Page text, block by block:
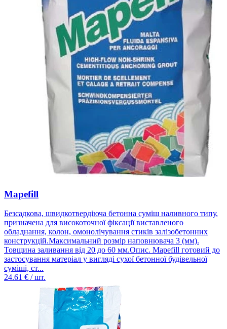
Mapefill
Безсадкова, швидкотвердіюча бетонна суміш наливного типу,
призначена для високоточної фіксації виставленого
обладнання, колон, омонолічування стиків залізобетонних
конструкцій.Максимальний розмір наповнювача 3 (мм).
Товщина заливання від 20 до 60 мм.Опис. Mapefill готовий до
застосування матеріал у вигляді сухої бетонної будівельної
суміші, ст...
24.61 € / шт.